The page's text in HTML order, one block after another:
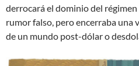
derrocará el dominio del
rumor falso, pero encerraba una
de un mundo post-dólar o